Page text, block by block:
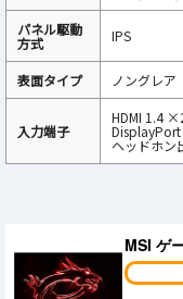
パネル駆動
方式 IPS
表面タイプ ノングレア
入力端子
HDMI 1.4
ヘッドホン
MSI ゲ